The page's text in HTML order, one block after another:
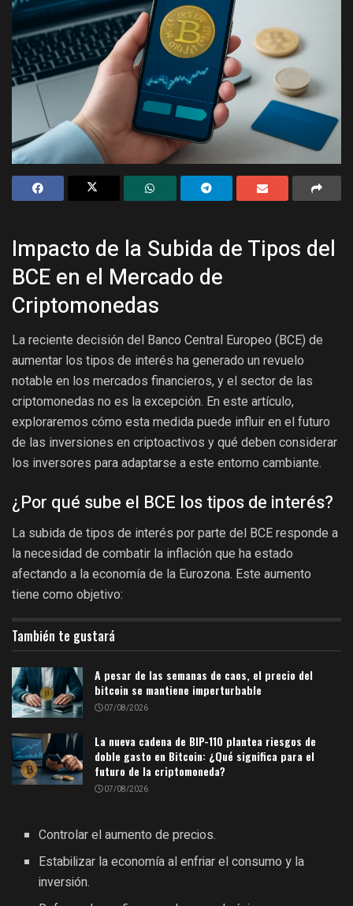
Impacto de la Subida de Tipos del
BCE en el Mercado de
Criptomonedas
La reciente decisión del Banco Central Europeo (BCE) de
aumentar los tipos de interés ha generado un revuelo
notable en los mercados financieros, y el sector de las
criptomonedas no es la excepción. En este artículo,
exploraremos cómo esta medida puede influir en el futuro
de las inversiones en criptoactivos y qué deben considerar
los inversores para adaptarse a este entorno cambiante.
¿Por qué sube el BCE los tipos de interés?
La subida de tipos de interés por parte del BCE responde a
la necesidad de combatir la inflación que ha estado
afectando a la economía de la Eurozona. Este aumento
tiene como objetivo:
También te gustará
A pesar de las semanas de caos, el precio del
bitcoin se mantiene imperturbable
07/08/2026
La nueva cadena de BIP-110 plantea riesgos de
doble gasto en Bitcoin: ¿Qué significa para el
futuro de la criptomoneda?
07/08/2026
Controlar el aumento de precios.
Estabilizar la economía al enfriar el consumo y la
inversión.